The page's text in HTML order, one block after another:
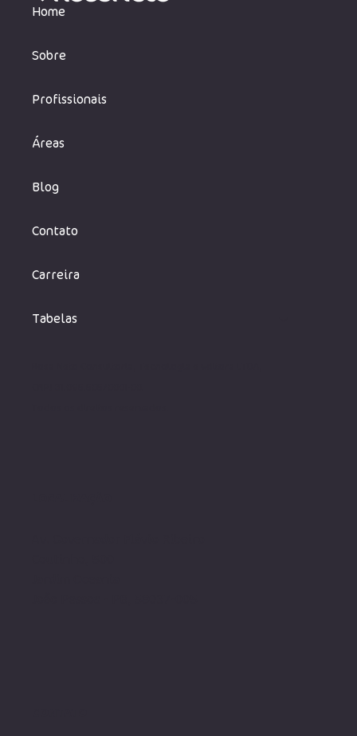
Home
Sobre
Profissionais
Áreas
Blog
Contato
Carreira
Tabelas